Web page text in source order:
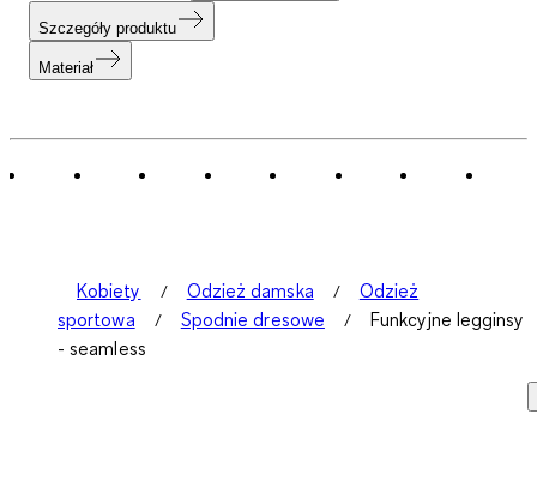
Szczegóły produktu
Materiał
Kobiety Odzież damska
Odzież
sportowa
Spodnie dresowe
Funkcyjne legginsy
- seamless